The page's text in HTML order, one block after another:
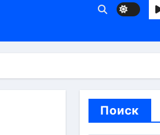
на карте
Поиск